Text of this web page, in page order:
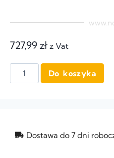
727,99 zł z Vat
Do koszyka
Dostawa do 7 dni